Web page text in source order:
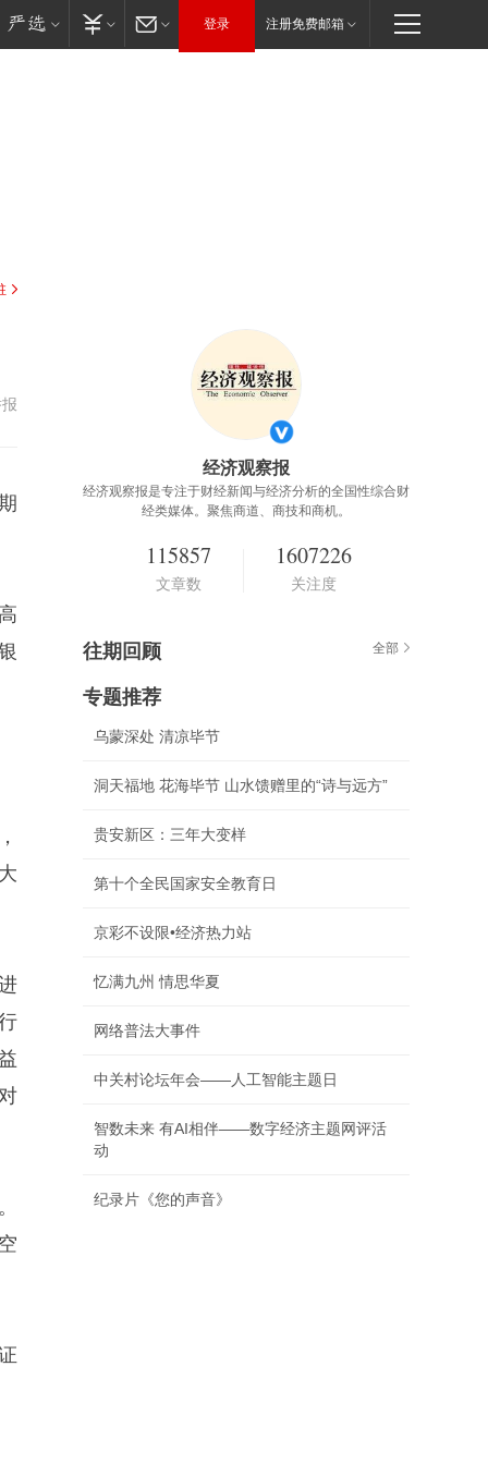
登录 注册免费邮箱
经济观察报
经济观察报是专注于财经新闻与经济分析的全国性综合财
经类媒体。聚焦商道、商技和商机。
115857
文章数
1607226
关注度
往期回顾 全部
专题推荐
乌蒙深处 清凉毕节
洞天福地 花海毕节 山水馈赠里的“诗与远方”
贵安新区：三年大变样
第十个全民国家安全教育日
京彩不设限•经济热力站
忆满九州 情思华夏
网络普法大事件
中关村论坛年会——人工智能主题日
智数未来 有AI相伴——数字经济主题网评活
动
纪录片《您的声音》